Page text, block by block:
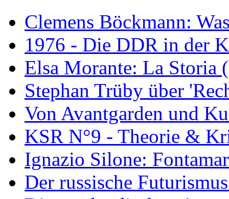
Clemens Böckmann:
1976 - Die DDR in der
Elsa Morante: La Storia
Stephan Trüby über
Von Avantgarden und
KSR N°9 - Theorie &
Ignazio Silone:
Der russische